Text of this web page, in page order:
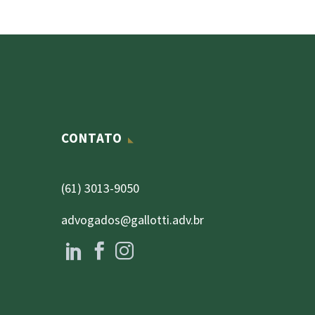
CONTATO
(61) 3013-9050
advogados@gallotti.adv.br